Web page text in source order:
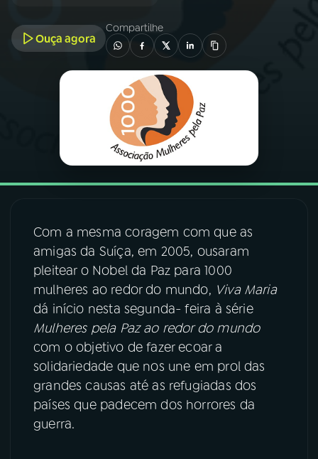
PROGRAMAÇÃO
PROGRAMAS
PODCASTS
07ÚLTIMAS
08 FESTIVAL DE MÚSICA
ACOMPANHE A RÁDIO NACIONAL
YouTube Facebook
Instagram
Ouça agora
Compartilhe
Com a mesma coragem com que as
amigas da Suíça, em 2005, ousaram
pleitear o Nobel da Paz para 1000
mulheres ao redor do mundo, Viva Maria
dá início nesta segunda- feira à série
Mulheres pela Paz ao redor do mundo
com o objetivo de fazer ecoar a
solidariedade que nos une em prol das
grandes causas até as refugiadas dos
países que padecem dos horrores da
guerra.